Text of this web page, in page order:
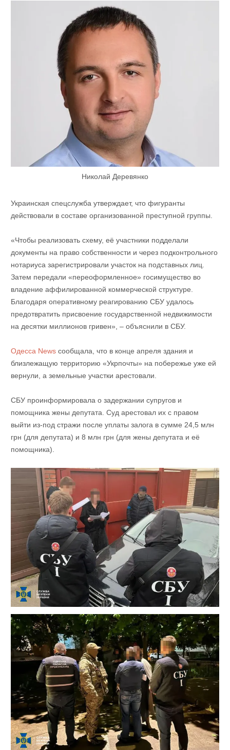
Николай Деревянко
Украинская спецслужба утверждает, что фигуранты
действовали в составе организованной преступной группы.
«Чтобы реализовать схему, её участники подделали
документы на право собственности и через подконтрольного
нотариуса зарегистрировали участок на подставных лиц.
Затем передали «переоформленное» госимущество во
владение аффилированной коммерческой структуре.
Благодаря оперативному реагированию СБУ удалось
предотвратить присвоение государственной недвижимости
на десятки миллионов гривен», – объяснили в СБУ.
Одесса Newsсообщала, что в конце апреля здания и
близлежащую территорию «Укрпочты» на побережье уже ей
вернули, а земельные участки арестовали.
СБУ проинформировала о задержании супругов и
помощника жены депутата. Суд арестовал их с правом
выйти из-под стражи после уплаты залога в сумме 24,5 млн
грн (для депутата) и 8 млн грн (для жены депутата и её
помощника).